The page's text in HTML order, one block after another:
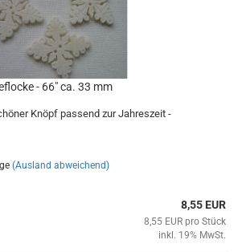
- 66" ca. 33 mm
Knöpf passend zur Jahreszeit -
(Ausland abweichend)
8,55 EUR
8,55 EUR pro Stück
inkl. 19% MwSt.